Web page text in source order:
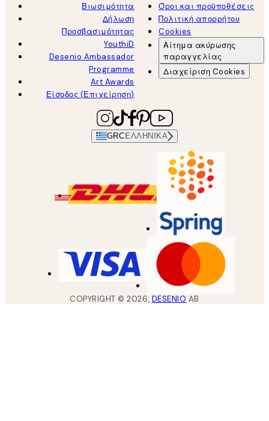
Βιωσιμότητα
Δήλωση
Προσβασιμότητας
YouthiD
Desenio Ambassador
Programme
Art Awards
Είσοδος (Επιχείρηση)
Όροι και προϋποθέσεις
Πολιτική απορρήτου
Cookies
Αίτημα ακύρωσης
παραγγελίας
Διαχείριση Cookies
GRC ΕΛΛΗΝΙΚΆ
COPYRIGHT ©2026, DESENIO AB